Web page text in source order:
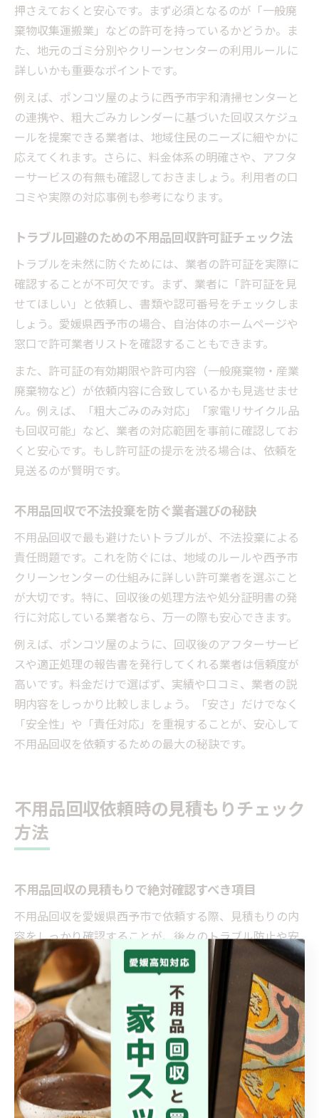
押さえておくと安心です。まず必須となるのが「一般廃
棄物収集運搬業」などの許可を持っているかどうか。ま
た、地元のゴミ分別やクリーンセンターの利用ルールに
詳しいかも重要なポイントです。
例えば、ポンコツ屋のように西予市宇和清掃センターと
の連携や、粗大ごみカレンダーに基づいた回収スケジュ
ールを提案できる業者は、地域住民のニーズに細やかに
応えてくれます。さらに、料金体系の明確さや、アフタ
ーサービスの有無も確認しておきましょう。利用者の口
コミや実際の対応事例も参考になります。
トラブル回避のための不用品回収許可証チェック法
トラブルを未然に防ぐためには、業者の許可証を実際に
確認することが不可欠です。まず、業者に「許可証を見
せてほしい」と依頼し、書類や認可番号をチェックしま
しょう。愛媛県西予市の場合、自治体のホームページや
窓口で許可業者リストを確認することもできます。
また、許可証の有効期限や許可内容（一般廃棄物・産業
廃棄物など）が依頼内容に合致しているかも見逃せませ
ん。例えば、「粗大ごみのみ対応」「家電リサイクル品
も回収可能」など、業者の対応範囲を事前に確認してお
くと安心です。もし許可証の提示を渋る場合は、依頼を
見送るのが賢明です。
不用品回収で不法投棄を防ぐ業者選びの秘訣
不用品回収で最も避けたいトラブルが、不法投棄による
責任問題です。これを防ぐには、地域のルールや西予市
クリーンセンターの仕組みに詳しい許可業者を選ぶこと
が大切です。特に、回収後の処理方法や処分証明書の発
行に対応している業者なら、万一の際も安心できます。
例えば、ポンコツ屋のように、回収後のアフターサービ
スや適正処理の報告書を発行してくれる業者は信頼度が
高いです。料金だけで選ばず、実績や口コミ、業者の説
明内容をしっかり比較しましょう。「安さ」だけでなく
「安全性」や「責任対応」を重視することが、安心して
不用品回収を依頼するための最大の秘訣です。
不用品回収依頼時の見積もりチェック
方法
不用品回収の見積もりで絶対確認すべき項目
不用品回収を愛媛県西予市で依頼する際、見積もりの内
容をしっかり確認することが、後々のトラブル防止や安
心な依頼につながります。主に「回収品目の明細」「作
業料金や出張費の有無」「追加費用の条件」「アフター
サービス内容」などは必ずチェックしましょう。とく
に、家電や大型家具などの粗大ごみは、自治体のルール
（西予市クリーンセンターや宇和清掃センターの利用規
定）に従う必要があるため、業者が適切に対応できるか
を確認することが重要です。
見積もりには「回収できない危険物」や「リサイクル料